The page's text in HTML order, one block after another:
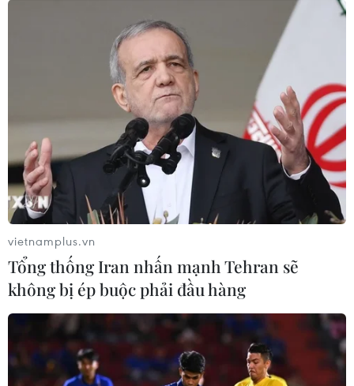
Cục Hàng không chỉ đạo các cảng hàng không,
Hãng hàng không thực hiện đúng quy định về
kê khai giá, niêm yết giá, công khai thông tin về
giá, không để xảy ra tình trạng tăng giá vé trái
Cục Hàng không Việt Nam yêu cầu các cảng
hàng không chuẩn bị nguồn lực sẵn sàng phục
vụ nhu cầu bay đêm của các hãng hàng không
trên các đường bay nội địa theo kế hoạch của
các hãng hàng không./.
(Vietnam+)
vietnamplus.vn
Tổng thống Iran nhấn mạnh Tehran sẽ
không bị ép buộc phải đầu hàng